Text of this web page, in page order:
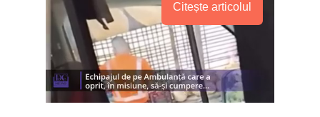
Citește articolul